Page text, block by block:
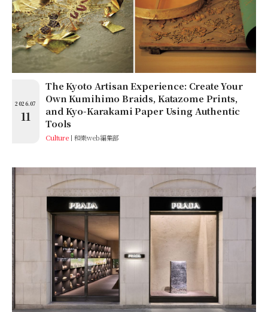
2026.07
11
The Kyoto Artisan Experience: Create Your
Own Kumihimo Braids, Katazome Prints,
and Kyo-Karakami Paper Using Authentic
Tools
Culture 和樂web編集部